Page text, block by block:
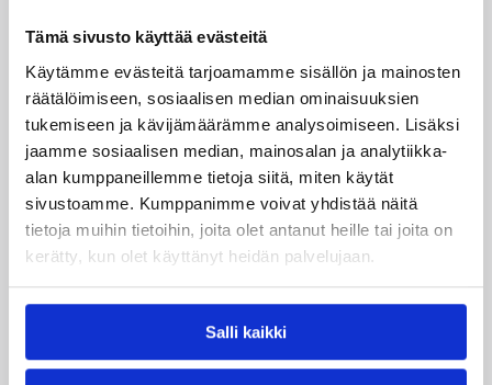
Tämä sivusto käyttää evästeitä
Käytämme evästeitä tarjoamamme sisällön ja mainosten
räätälöimiseen, sosiaalisen median ominaisuuksien
tukemiseen ja kävijämäärämme analysoimiseen. Lisäksi
jaamme sosiaalisen median, mainosalan ja analytiikka-
alan kumppaneillemme tietoja siitä, miten käytät
sivustoamme. Kumppanimme voivat yhdistää näitä
tietoja muihin tietoihin, joita olet antanut heille tai joita on
kerätty, kun olet käyttänyt heidän palvelujaan.
Salli kaikki
Suomen lisäksi Ranskassa, Itävallassa,
Liettuassa, Romaniassa, Bosniassa ja viimeksi
Islannissa.